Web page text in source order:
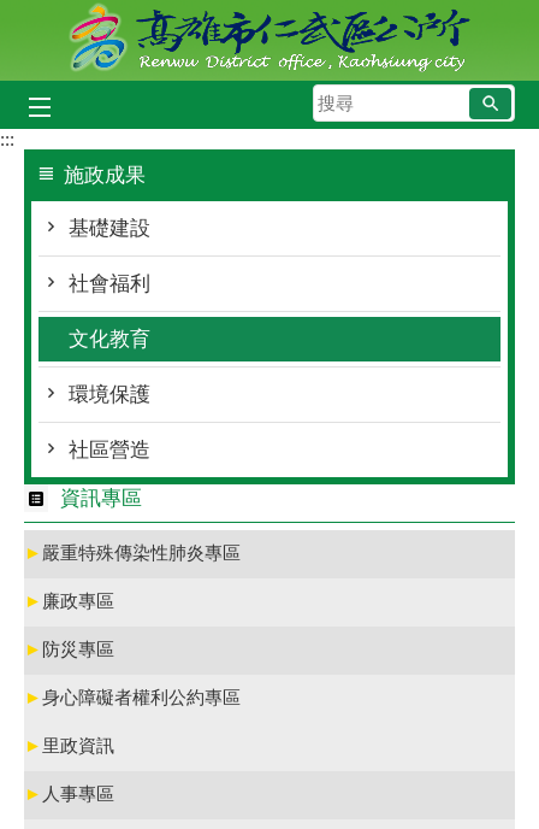
跳到主要內容區塊
搜
尋
:::
施政成果
基礎建設
社會福利
文化教育
環境保護
社區營造
資訊專區
► 嚴重特殊傳染性肺炎專區
► 廉政專區
► 防災專區
►身心障礙者權利公約專區
► 里政資訊
► 人事專區